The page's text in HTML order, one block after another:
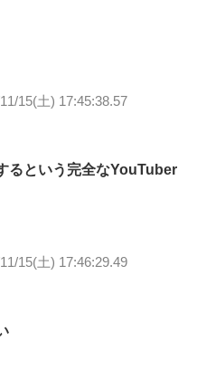
15(土) 17:45:38.57
るという完全なYouTuber
15(土) 17:46:29.49